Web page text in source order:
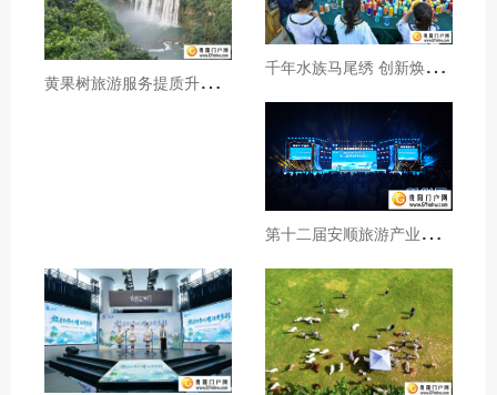
黄
果树旅游服务提质升级暖心护航游客行程 千
年水族马尾绣 创新焕发新生机
第
十二届安顺旅游产业发展大会开幕